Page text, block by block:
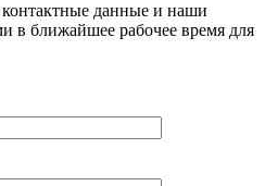
данные и наши
в ближайшее рабочее время для